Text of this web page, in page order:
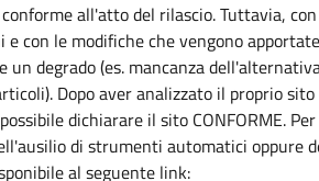
all'atto del rilascio. Tuttavia,
e con le modifiche che vengono apportate
degrado (es. mancanza
Dopo aver analizzato il proprio sito
dichiarare il sito CONFORME. Per
di strumenti automatici oppure
al seguente link: